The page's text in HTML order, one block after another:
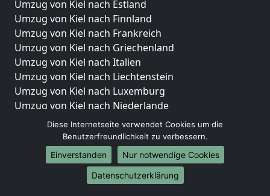
Umzug von Kiel nach Estland
Umzug von Kiel nach Finnland
Umzug von Kiel nach Frankreich
Umzug von Kiel nach Griechenland
Umzug von Kiel nach Italien
Umzug von Kiel nach Liechtenstein
Umzug von Kiel nach Luxemburg
Umzug von Kiel nach Niederlande
Umzug von Kiel nach Norwegen
Umzüge-Deutschlandweit
Umzug von Kiel nach Berlin
Umzug von Kiel nach Hamburg
Diese Internetseite verwendet Cookies um die
Benutzerfreundlichkeit zu verbessern.
Einverstanden
Nur notwendige Cookies
Datenschutzerklärung